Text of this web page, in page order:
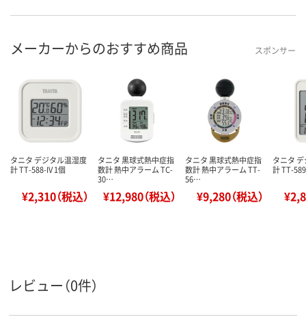
メーカーからのおすすめ商品 スポンサー
タニタ デジタル温湿度
計 TT-588-IV 1個
¥2,310（税込）
タニタ 黒球式熱中症指
数計 熱中アラーム TC-
30…
¥12,980（税込）
タニタ 黒球式熱中症指
数計 熱中アラーム TT-
56…
¥9,280（税込）
タニタ
計 TT-
レビュー（0件）